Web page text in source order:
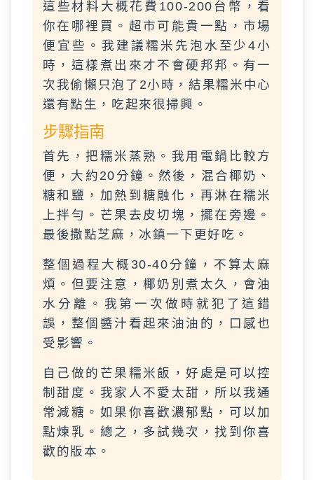
這些材料大概花費100-200台幣，看
你在哪裡買。超市可能貴一點，市場
便宜些。我建議糯米先泡水至少4小
時，這樣煮出來才不會硬邦邦。有一
次我偷懶只泡了2小時，結果糯米中心
還有點生，吃起來很掃興。
步驟指南
首先，把糯米蒸熟。我用電鍋比較方
便，大約20分鐘。然後，混合椰奶、
糖和鹽，加熱到糖融化，再淋在糯米
上拌勻。芒果去皮切塊，擺在旁邊。
最後撒點芝麻，冰鎮一下更好吃。
整個過程大概30-40分鐘，不算太麻
煩。但要注意，椰奶別煮太久，會油
水分離。我第一次做時就犯了這錯
誤，整個醬汁看起來油油的，口感也
受影響。
自己做的芒果糯米飯，好處是可以控
制甜度。我家人不愛太甜，所以我通
常減糖。如果你喜歡濃郁點，可以加
點煉乳。總之，多試幾次，找到你喜
歡的版本。